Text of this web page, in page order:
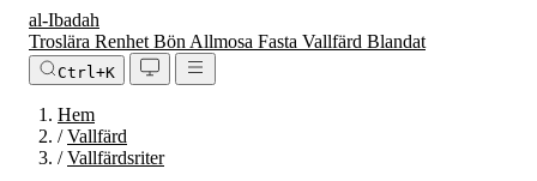
al-Ibadah
Troslära Renhet Bön Allmosa Fasta Vallfärd Blandat
Ctrl+K
Hem
/Vallfärd
/Vallfärdsriter